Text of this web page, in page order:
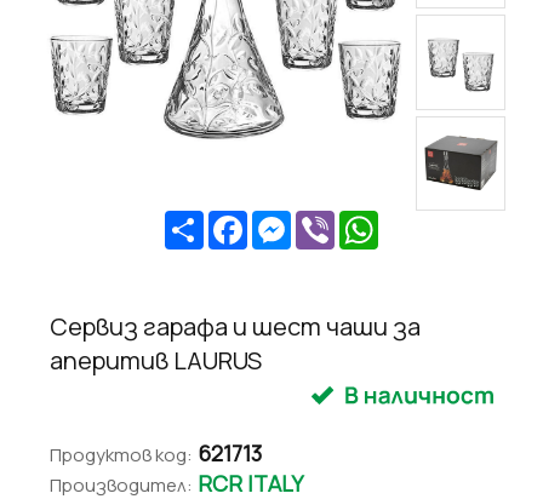
ShareFacebookMessenger
Viber
Сервиз гарафа и шест чаши за
аперитив LAURUS
Продуктов код: 621713
Производител: RCR ITALY